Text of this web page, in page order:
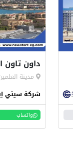
داون تاون
مدينة
شركة سيتي
واتساب